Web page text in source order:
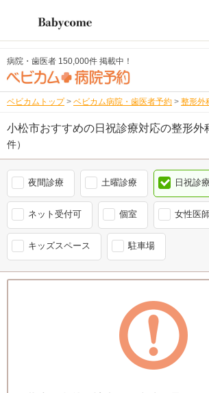
病院・歯医者 150,000件 掲載中！
ベビカムトップ > ベビカム病院・歯医者予約 > 整形外
小松市おすすめの日祝診療対応の整形外
件）
夜間診療 土曜診療 日祝診療
ネット受付可 個室 女性医
キッズスペース 駐車場